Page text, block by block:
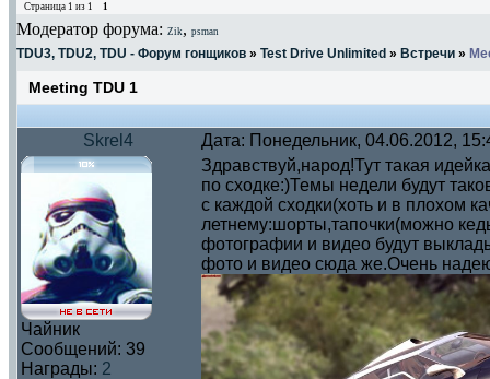
Страница 1 из 1 1
Модератор форума: Zik, psman
TDU3, TDU2, TDU - Форум гонщиков » Test Drive Unlimited » Встречи »
Meeting TDU 1
Skrel4 Дата: Понедельник, 04.06.2012,
Чайник
Сообщений: 39
Награды: 2
Здравствуй,народ!Тут такая
по сходке:)Темы недели будут
с каждой сходки(хоть и в плохом
летнему:шорты,тапочки(можно
фотографии и видео будут
фото и видео сюда же.Очень